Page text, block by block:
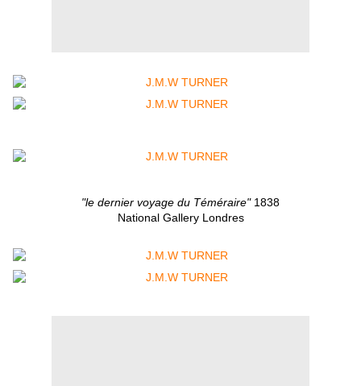
"le dernier voyage du Téméraire"1838
National Gallery Londres